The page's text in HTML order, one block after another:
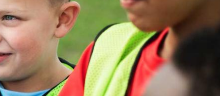
clubontwikkeling
Beweegcoach
Coördinator Sport en
Preventie